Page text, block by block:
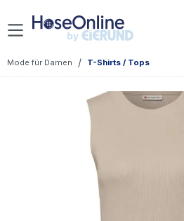
Zum Hauptinhalt springen
Mode für Damen / T-Shirts / Tops
Bildergalerie überspringen